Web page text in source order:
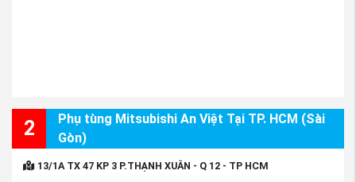
2
Phụ tùng Mitsubishi An Việt Tại TP. HCM (Sài
Gòn)
13/1A TX 47 KP 3 P.THẠNH XUÂN - Q 12 - TP HCM